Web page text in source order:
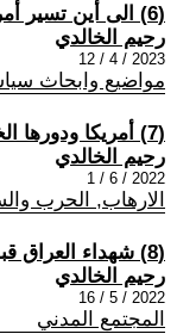
(6) الى أين تسير أمريكا بالعالم؟
رحيم الخالدي
2023 / 4 / 12
مواضيع وابحاث
(7) أمريكا ودورها الخبيث ...
رحيم الخالدي
2022 / 6 / 1
الارهاب, الحرب
(8) شهداء العراق قبور بلا شواهد .
رحيم الخالدي
2022 / 5 / 16
المجتمع المدني